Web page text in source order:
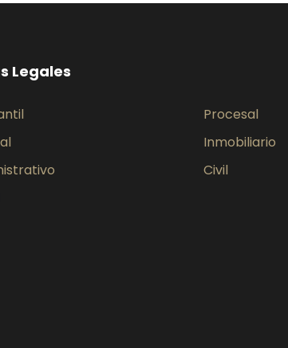
Legales
Procesal
Inmobiliario
Civil